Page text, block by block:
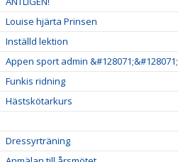
Louise hjärta Prinsen
Inställd lektion
Appen sport admin &#128071;&#128071;
Funkis ridning
Hästskötarkurs
Dressyrträning